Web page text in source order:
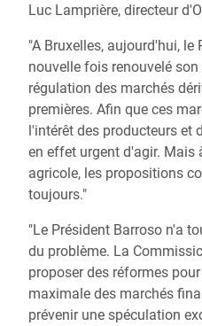
Luc Lamprière, directeur
"A Bruxelles, aujourd'hui,
nouvelle fois renouvelé
régulation des marchés
premières. Afin que ces
l'intérêt des producteurs et
en effet urgent d'agir. Mais
agricole, les propositions
toujours."
"Le Président Barroso n'a
du problème. La
proposer des réformes
maximale des marchés
prévenir une spéculation